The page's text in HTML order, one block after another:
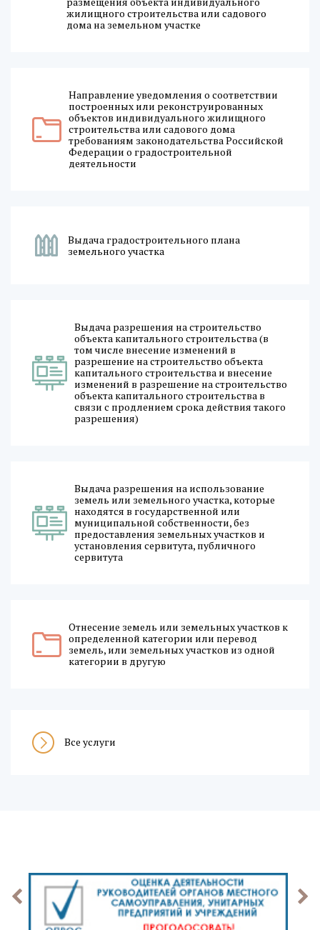
жилищного строительства или садового
дома на земельном участке
Направление уведомления о соответствии
построенных или реконструированных
объектов индивидуального жилищного
строительства или садового дома
требованиям законодательства Российской
Федерации о градостроительной
деятельности
Выдача градостроительного плана
земельного участка
Выдача разрешения на строительство
объекта капитального строительства (в
том числе внесение изменений в
разрешение на строительство объекта
капитального строительства и внесение
изменений в разрешение на строительство
объекта капитального строительства в
связи с продлением срока действия такого
разрешения)
Выдача разрешения на использование
земель или земельного участка, которые
находятся в государственной или
муниципальной собственности, без
предоставления земельных участков и
установления сервитута, публичного
сервитута
Отнесение земель или земельных участков к
определенной категории или перевод
земель, или земельных участков из одной
категории в другую
Все услуги